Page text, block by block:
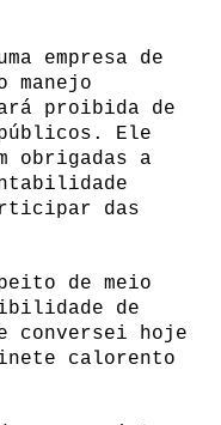
empresa de
manejo
proibida de
Ele
obrigadas a
das
de meio
de
conversei hoje
calorento